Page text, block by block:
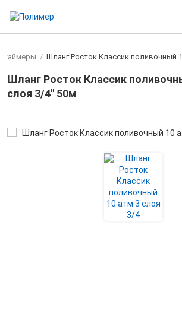
таймеры / Шланг Росток Классик поливочный
Шланг Росток Классик
слоя 3/4" 50м